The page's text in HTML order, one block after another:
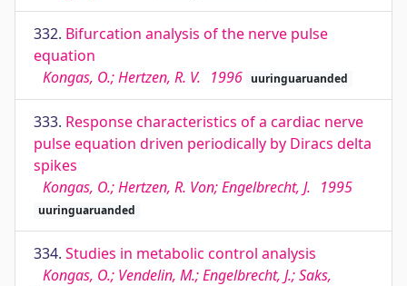
332. Bifurcation analysis of the nerve pulse
equation
Kongas, O.; Hertzen, R. V. 1996 uuringuaruanded
333. Response characteristics of a cardiac nerve
pulse equation driven periodically by Diracs delta
spikes
Kongas, O.; Hertzen, R. Von; Engelbrecht, J. 1995
uuringuaruanded
334. Studies in metabolic control analysis
Kongas, O.; Vendelin, M.; Engelbrecht, J.; Saks,